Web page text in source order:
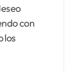
con
los